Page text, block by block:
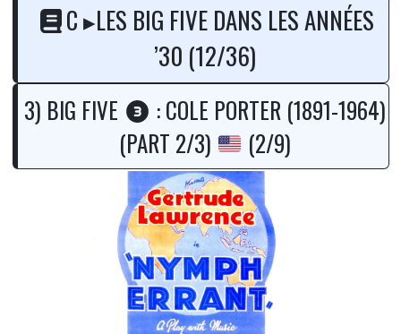
C ▸LES BIG FIVE DANS LES ANNÉES
’30 (12/36)
3) BIG FIVE
: COLE PORTER (1891-1964)
(PART 2/3)
(2/9)